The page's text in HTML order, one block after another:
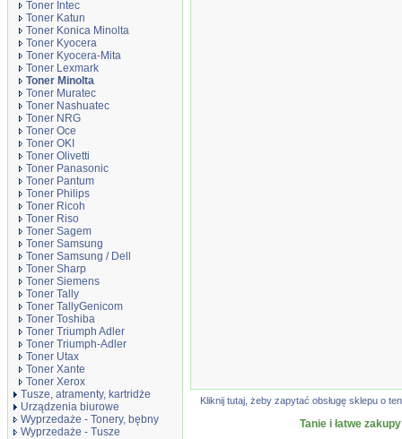
Toner Intec
Toner Katun
Toner Konica Minolta
Toner Kyocera
Toner Kyocera-Mita
Toner Lexmark
Toner Minolta
Toner Muratec
Toner Nashuatec
Toner NRG
Toner Oce
Toner OKI
Toner Olivetti
Toner Panasonic
Toner Pantum
Toner Philips
Toner Ricoh
Toner Riso
Toner Sagem
Toner Samsung
Toner Samsung / Dell
Toner Sharp
Toner Siemens
Toner Tally
Toner TallyGenicom
Toner Toshiba
Toner Triumph Adler
Toner Triumph-Adler
Toner Utax
Toner Xante
Toner Xerox
Tusze, atramenty, kartridże
Urządzenia biurowe
Wyprzedaże - Tonery, bębny
Wyprzedaże - Tusze
Kliknij tutaj, żeby zapytać obsługę sklepu o
Tanie i łatwe